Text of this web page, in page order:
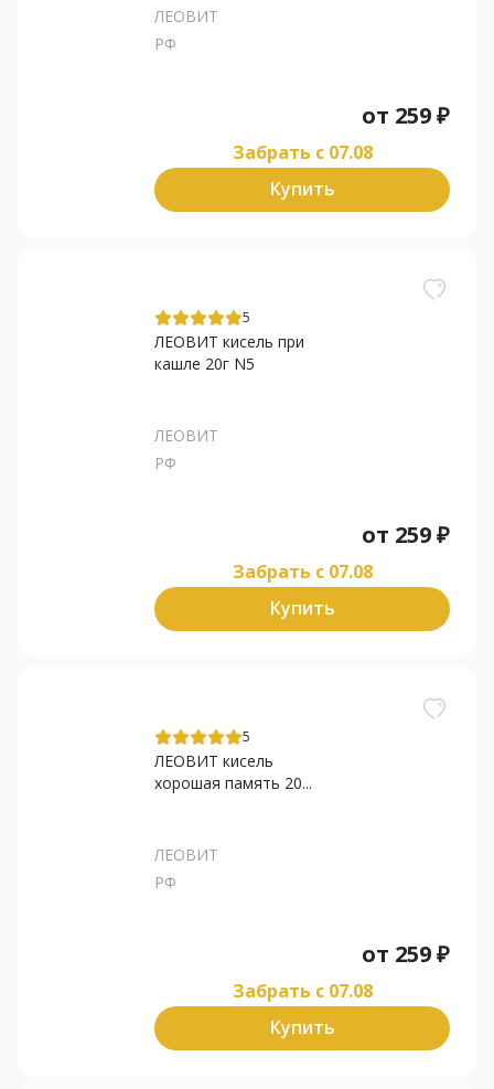
ЛЕОВИТ
РФ
от 259₽
Забрать c 07.08
Купить
5
ЛЕОВИТ кисель при
кашле 20г N5
ЛЕОВИТ
РФ
от 259₽
Забрать c 07.08
Купить
5
ЛЕОВИТ кисель
хорошая память 20...
ЛЕОВИТ
РФ
от 259₽
Забрать c 07.08
Купить